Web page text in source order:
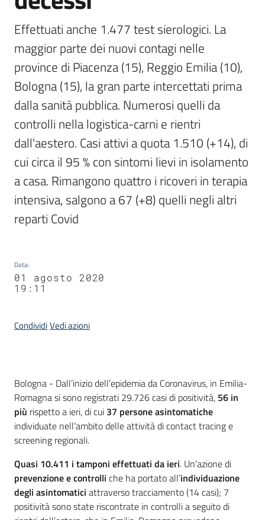
Effettuati anche 1.477 test sierologici. La
maggior parte dei nuovi contagi nelle
province di Piacenza (15), Reggio Emilia (10),
Bologna (15), la gran parte intercettati prima
dalla sanità pubblica. Numerosi quelli da
controlli nella logistica-carni e rientri
dall'aestero. Casi attivi a quota 1.510 (+14), di
cui circa il 95 % con sintomi lievi in isolamento
a casa. Rimangono quattro i ricoveri in terapia
intensiva, salgono a 67 (+8) quelli negli altri
reparti Covid
Data:
01 agosto 2020
19:11
CondividiVedi azioni
Contenuto
Bologna - Dall’inizio dell’epidemia da Coronavirus, in Emilia-
Romagna si sono registrati 29.726 casi di positività, 56 in
più rispetto a ieri, di cui 37 persone asintomatiche
individuate nell’ambito delle attività di contact tracing e
screening regionali.
Quasi 10.411 i tamponi effettuati da ieri. Un’azione di
prevenzione e controlli che ha portato all’individuazione
degli asintomatici attraverso tracciamento (14 casi); 7
positività sono state riscontrate in controlli a seguito di